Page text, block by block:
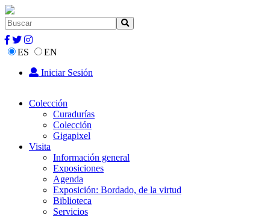
ES
EN
Iniciar Sesión
Colección
Curadurías
Colección
Gigapixel
Visita
Información general
Exposiciones
Agenda
Exposición: Bordado, de la virtud
Biblioteca
Servicios